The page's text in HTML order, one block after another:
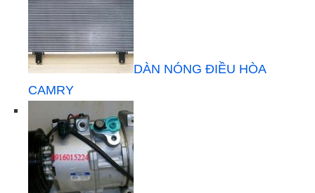
DÀN NÓNG ĐIỀU HÒA
CAMRY